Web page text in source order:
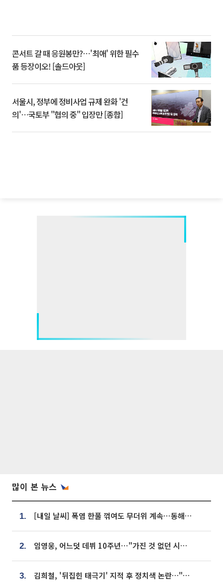
콘서트 갈 때 응원봉만?⋯'최애' 위한 필수
품 등장이오! [솔드아웃]
서울시, 정부에 정비사업 규제 완화 '건
의'⋯국토부 "협의 중" 입장만 [종합]
많이 본 뉴스
1. [내일 날씨] 폭염 한풀 꺾여도 무더위 계속⋯동해안 이틀 연속 비
2. 임영웅, 어느덧 데뷔 10주년⋯"가진 것 없던 시절, 내 앞엔 20명의 팬뿐"
3. 김희철, '뒤집힌 태극기' 지적 후 정치색 논란…"좌우 떠나 우리나라 국기"